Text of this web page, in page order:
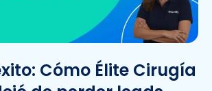
Cómo Élite Cirugía